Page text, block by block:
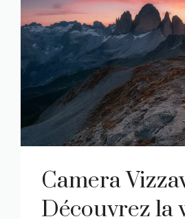
Camera
Découvrez la